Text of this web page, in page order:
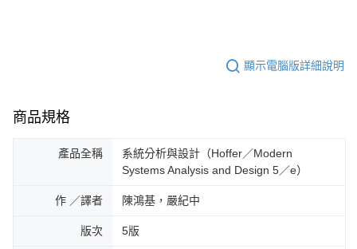
顯示電腦版詳細說明
商品規格
產品全稱
系統分析與設計（Hoffer／Modern
Systems Analysis and Design 5／e）
作 ／譯者 陳鴻基，嚴紀中
版次 5版